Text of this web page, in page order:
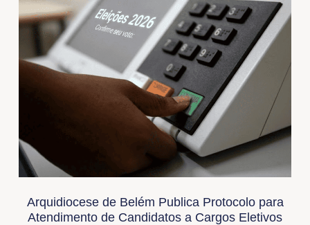
Arquidiocese de Belém Publica Protocolo para
Atendimento de Candidatos a Cargos Eletivos